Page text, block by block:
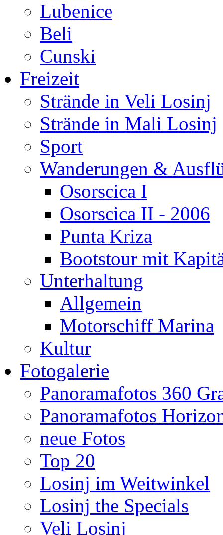
Lubenice
Beli
Cunski
Freizeit
Strände in Veli Losinj
Strände in Mali Losinj
Sport
Wanderungen &
Osorscica I
Osorscica II - 2006
Punta Kriza
Bootstour mit
Unterhaltung
Allgemein
Motorschiff Marina
Kultur
Fotogalerie
Panoramafotos 360
Panoramafotos
neue Fotos
Top 20
Losinj im Weitwinkel
Losinj the Specials
Veli Losinj